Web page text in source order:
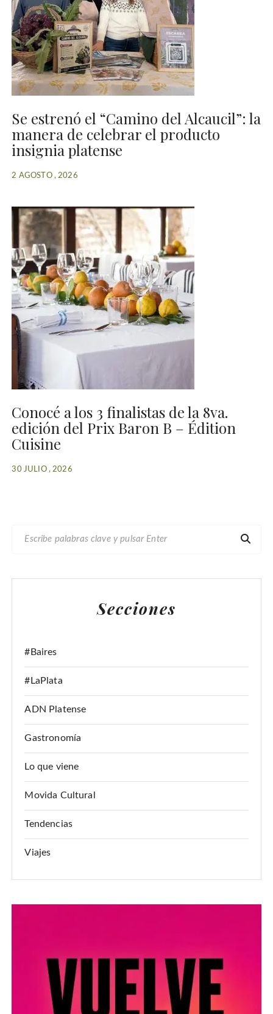
Se estrenó el “Camino del Alcaucil”: la
manera de celebrar el producto
insignia platense
2 AGOSTO , 2026
Conocé a los 3 finalistas de la 8va.
edición del Prix Baron B – Édition
Cuisine
30 JULIO , 2026
C
Secciones
#Baires
#LaPlata
ADN Platense
Gastronomía
Lo que viene
Movida Cultural
Tendencias
Viajes